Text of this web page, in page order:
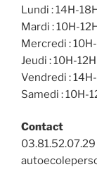
Lundi : 14H-
Mardi : 10H-
Mercredi :
Jeudi : 10H-
Vendredi :
Samedi : 10H-
Contact
03.81.52.07.29